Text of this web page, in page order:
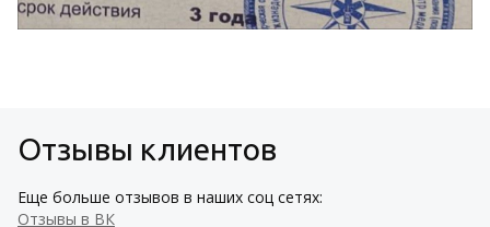
Отзывы клиентов
Еще больше отзывов в наших соц сетях:
Отзывы в ВК